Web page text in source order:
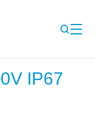
IP67